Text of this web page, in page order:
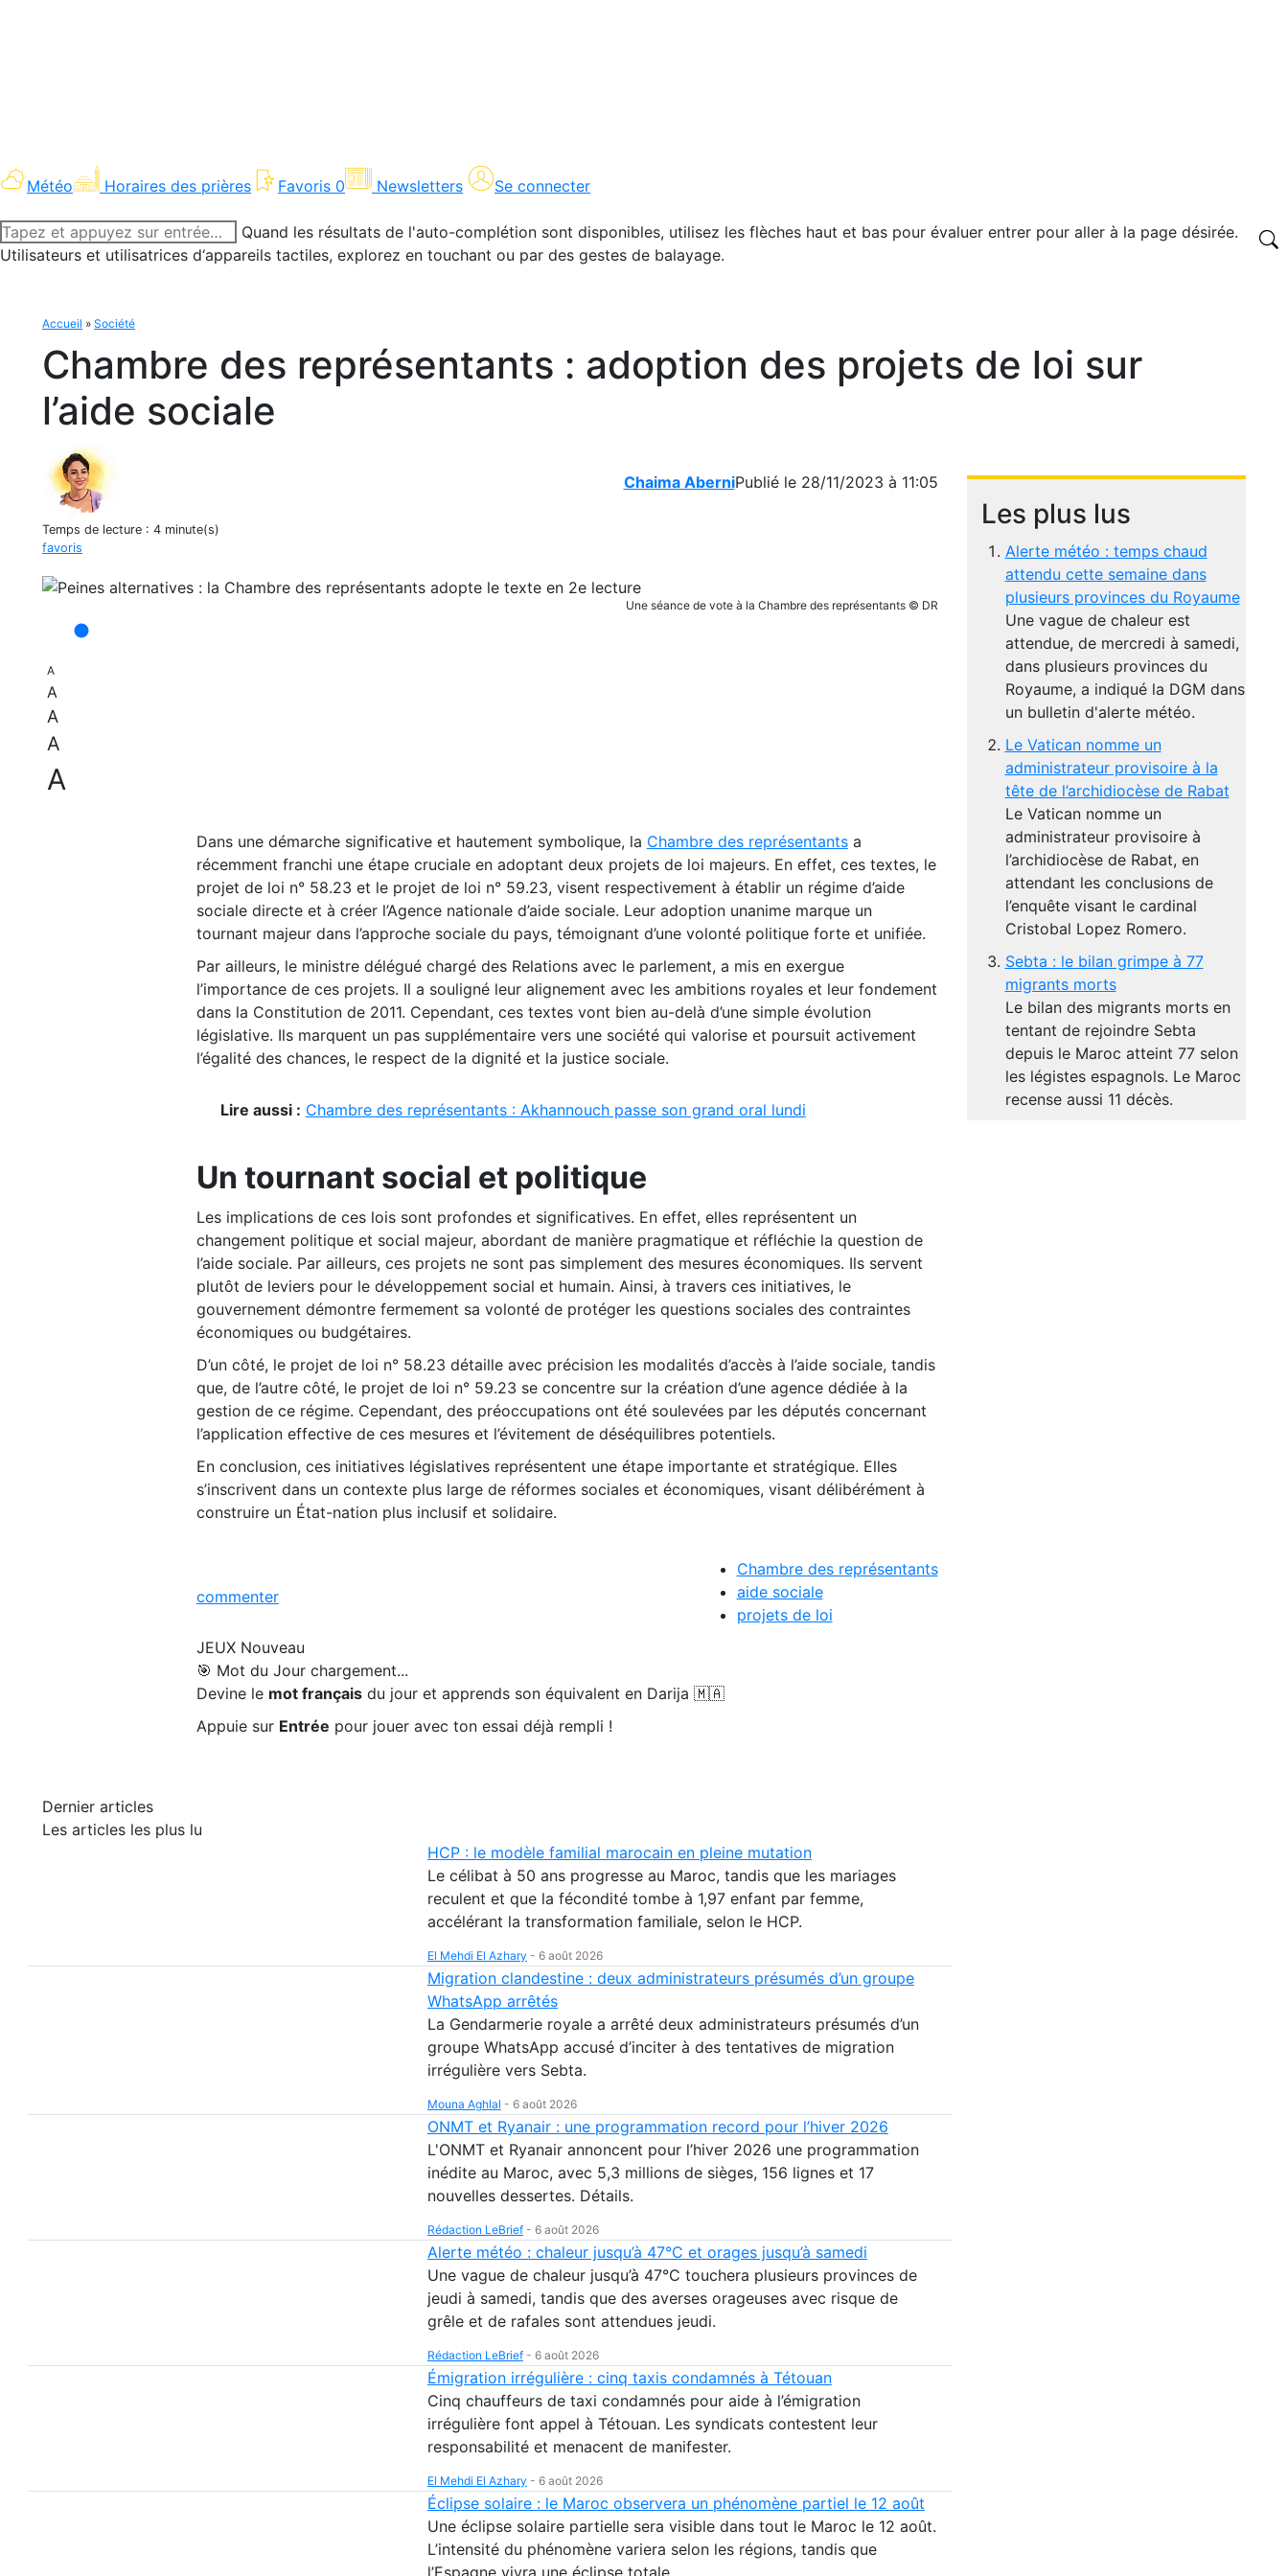
Météo Horaires des prières Favoris 0 Newsletters Se connecter
Recherche
:
Quand les résultats de l'auto-complétion sont disponibles, utilisez les flèches haut et bas pour évaluer entrer pour aller à la page désirée.
Utilisateurs et utilisatrices d‘appareils tactiles, explorez en touchant ou par des gestes de balayage.
Accueil » Société
Chambre des représentants : adoption des projets de loi sur
l’aide sociale
Chaima AberniPublié le 28/11/2023 à 11:05
Temps de lecture : 4 minute(s)
favoris
Une séance de vote à la Chambre des représentants © DR
A
A
A
A
A
Dans une démarche significative et hautement symbolique, la Chambre des représentantsa
récemment franchi une étape cruciale en adoptant deux projets de loi majeurs. En effet, ces textes, le
projet de loi n° 58.23 et le projet de loi n° 59.23, visent respectivement à établir un régime d’aide
sociale directe et à créer l’Agence nationale d’aide sociale. Leur adoption unanime marque un
tournant majeur dans l’approche sociale du pays, témoignant d’une volonté politique forte et unifiée.
Par ailleurs, le ministre délégué chargé des Relations avec le parlement, a mis en exergue
l’importance de ces projets. Il a souligné leur alignement avec les ambitions royales et leur fondement
dans la Constitution de 2011. Cependant, ces textes vont bien au-delà d’une simple évolution
législative. Ils marquent un pas supplémentaire vers une société qui valorise et poursuit activement
l’égalité des chances, le respect de la dignité et la justice sociale.
Lire aussi : Chambre des représentants : Akhannouch passe son grand oral lundi
Un tournant social et politique
Les implications de ces lois sont profondes et significatives. En effet, elles représentent un
changement politique et social majeur, abordant de manière pragmatique et réfléchie la question de
l’aide sociale. Par ailleurs, ces projets ne sont pas simplement des mesures économiques. Ils servent
plutôt de leviers pour le développement social et humain. Ainsi, à travers ces initiatives, le
gouvernement démontre fermement sa volonté de protéger les questions sociales des contraintes
économiques ou budgétaires.
D’un côté, le projet de loi n° 58.23 détaille avec précision les modalités d’accès à l’aide sociale, tandis
que, de l’autre côté, le projet de loi n° 59.23 se concentre sur la création d’une agence dédiée à la
gestion de ce régime. Cependant, des préoccupations ont été soulevées par les députés concernant
l’application effective de ces mesures et l’évitement de déséquilibres potentiels.
En conclusion, ces initiatives législatives représentent une étape importante et stratégique. Elles
s’inscrivent dans un contexte plus large de réformes sociales et économiques, visant délibérément à
construire un État-nation plus inclusif et solidaire.
commenter
Chambre des représentants
aide sociale
projets de loi
JEUX Nouveau
🎯 Mot du Jour chargement...
Devine le mot françaisdu jour et apprends son équivalent en Darija 🇲🇦
Appuie sur Entrée pour jouer avec ton essai déjà rempli !
Les plus lus
Alerte météo : temps chaud
attendu cette semaine dans
plusieurs provinces du Royaume
Une vague de chaleur est
attendue, de mercredi à samedi,
dans plusieurs provinces du
Royaume, a indiqué la DGM dans
un bulletin d'alerte météo.
Le Vatican nomme un
administrateur provisoire à la
tête de l’archidiocèse de Rabat
Le Vatican nomme un
administrateur provisoire à
l’archidiocèse de Rabat, en
attendant les conclusions de
l’enquête visant le cardinal
Cristobal Lopez Romero.
Sebta : le bilan grimpe à 77
migrants morts
Le bilan des migrants morts en
tentant de rejoindre Sebta
depuis le Maroc atteint 77 selon
les légistes espagnols. Le Maroc
recense aussi 11 décès.
Dernier articles
Les articles les plus lu
HCP : le modèle familial marocain en pleine mutation
Le célibat à 50 ans progresse au Maroc, tandis que les mariages
reculent et que la fécondité tombe à 1,97 enfant par femme,
accélérant la transformation familiale, selon le HCP.
El Mehdi El Azhary - 6 août 2026
Migration clandestine : deux administrateurs présumés d’un groupe
WhatsApp arrêtés
La Gendarmerie royale a arrêté deux administrateurs présumés d’un
groupe WhatsApp accusé d’inciter à des tentatives de migration
irrégulière vers Sebta.
Mouna Aghlal - 6 août 2026
ONMT et Ryanair : une programmation record pour l’hiver 2026
L'ONMT et Ryanair annoncent pour l’hiver 2026 une programmation
inédite au Maroc, avec 5,3 millions de sièges, 156 lignes et 17
nouvelles dessertes. Détails.
Rédaction LeBrief- 6 août 2026
Alerte météo : chaleur jusqu’à 47°C et orages jusqu’à samedi
Une vague de chaleur jusqu’à 47°C touchera plusieurs provinces de
jeudi à samedi, tandis que des averses orageuses avec risque de
grêle et de rafales sont attendues jeudi.
Rédaction LeBrief- 6 août 2026
Émigration irrégulière : cinq taxis condamnés à Tétouan
Cinq chauffeurs de taxi condamnés pour aide à l’émigration
irrégulière font appel à Tétouan. Les syndicats contestent leur
responsabilité et menacent de manifester.
El Mehdi El Azhary - 6 août 2026
Éclipse solaire : le Maroc observera un phénomène partiel le 12 août
Une éclipse solaire partielle sera visible dans tout le Maroc le 12 août.
L’intensité du phénomène variera selon les régions, tandis que
l’Espagne vivra une éclipse totale.